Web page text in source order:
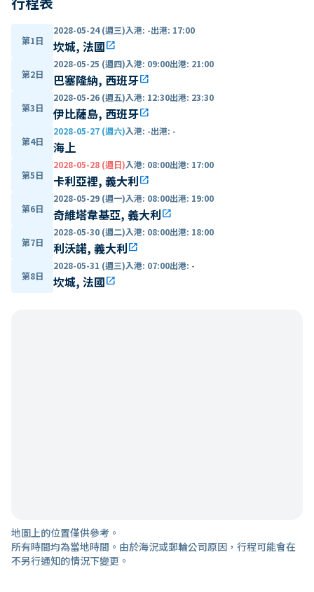
第1日
2028-05-24 (週三)入港: -出港: 17:00
坎城, 法國open_in_new
第2日
2028-05-25 (週四)入港: 09:00出港: 21:00
巴塞隆納, 西班牙open_in_new
第3日
2028-05-26 (週五)入港: 12:30出港: 23:30
伊比薩島, 西班牙open_in_new
第4日
2028-05-27 (週六)入港: -出港: -
海上
第5日
2028-05-28 (週日)入港: 08:00出港: 17:00
卡利亞裡, 義大利open_in_new
第6日
2028-05-29 (週一)入港: 08:00出港: 19:00
奇維塔韋基亞, 義大利open_in_new
第7日
2028-05-30 (週二)入港: 08:00出港: 18:00
利沃諾, 義大利open_in_new
第8日
2028-05-31 (週三)入港: 07:00出港: -
坎城, 法國open_in_new
地圖上的位置僅供參考。
所有時間均為當地時間。由於海況或郵輪公司原因，行程可能會在
不另行通知的情況下變更。